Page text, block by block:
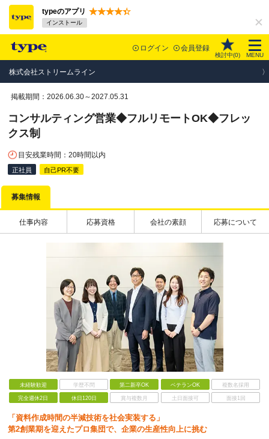
typeのアプリ
インストール
ログイン 会員登録
検討中(0) MENU
株式会社ストリームライン
掲載期間：2026.06.30～2027.05.31
コンサルティング営業◆フルリモートOK◆フレッ
クス制
目安残業時間：20時間以内
正社員 自己PR不要
募集情報
仕事内容 応募資格 会社の素顔 応募について
未経験歓迎 学歴不問 第二新卒OK ベテランOK 複数名採用
完全週休2日 休日120日 賞与複数月 土日面接可 面接1回
「資料作成時間の半減技術を社会実装する」
第2創業期を迎えたプロ集団で、企業の生産性向上に挑む